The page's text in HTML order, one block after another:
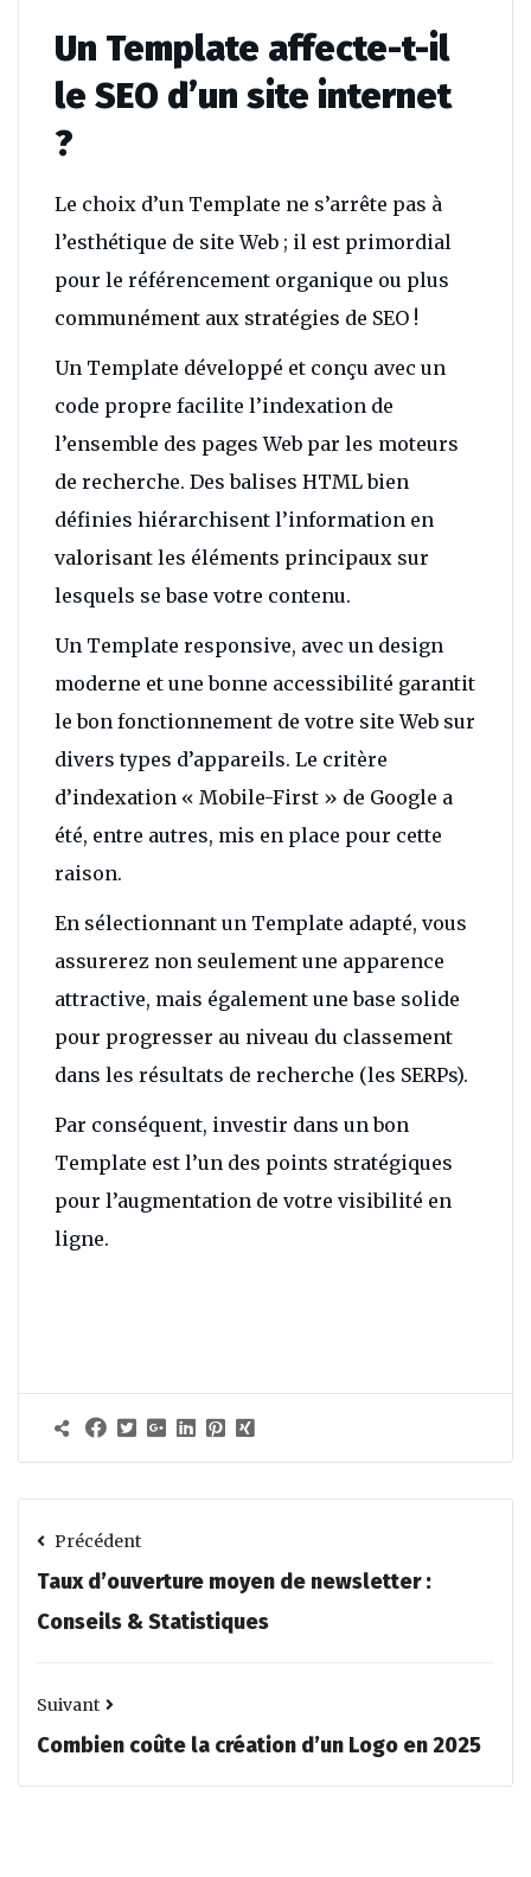
Un Template affecte-t-il
le SEO d’un site internet
?
Le choix d’un Template ne s’arrête pas à
l’esthétique de site Web ; il est primordial
pour le référencement organique ou plus
communément aux stratégies de SEO !
Un Template développé et conçu avec un
code propre facilite l’indexation de
l’ensemble des pages Web par les moteurs
de recherche. Des balises HTML bien
définies hiérarchisent l’information en
valorisant les éléments principaux sur
lesquels se base votre contenu.
Un Template responsive, avec un design
moderne et une bonne accessibilité garantit
le bon fonctionnement de votre site Web sur
divers types d’appareils. Le critère
d’indexation « Mobile-First » de Google a
été, entre autres, mis en place pour cette
raison.
En sélectionnant un Template adapté, vous
assurerez non seulement une apparence
attractive, mais également une base solide
pour progresser au niveau du classement
dans les résultats de recherche (les SERPs).
Par conséquent, investir dans un bon
Template est l’un des points stratégiques
pour l’augmentation de votre visibilité en
ligne.
Précédent
Taux d’ouverture moyen de newsletter :
Conseils & Statistiques
Suivant
Combien coûte la création d’un Logo en 2025